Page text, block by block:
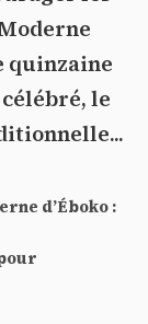
quinzaine
le
d’Éboko :